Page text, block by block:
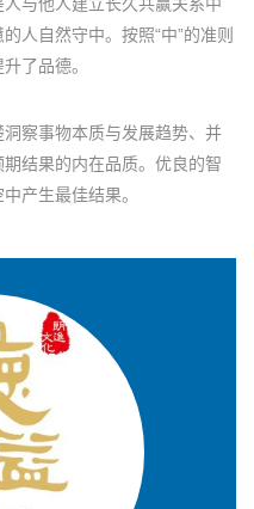
人自然守中。按照“中”的准则
了品德。
洞察事物本质与发展趋势、并
结果的内在品质。优良的智
产生最佳结果。